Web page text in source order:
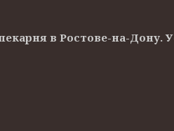
в Ростове-на-Дону.